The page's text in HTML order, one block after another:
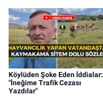
Köylüden Şoke Eden İddialar:
"İneğime Trafik Cezası
Yazdılar"